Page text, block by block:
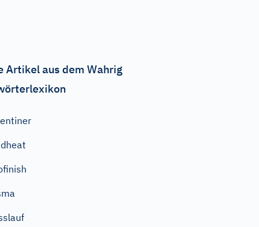
Artikel aus dem Wahrig